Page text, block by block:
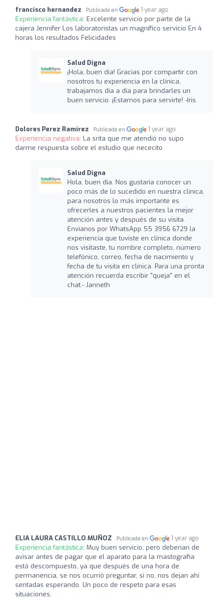
francisco hernandez Publicada en 1 year ago
Experiencia fantástica: Excelente servicio por parte de la
cajera Jennifer Los laboratoristas un magnífico servicio En 4
horas los resultados Felicidades
Salud Digna
¡Hola, buen día! Gracias por compartir con
nosotros tu experiencia en la clínica,
trabajamos día a día para brindarles un
buen servicio. ¡Estamos para servirte! -Iris
Dolores Perez Ramirez Publicada en 1 year ago
Experiencia negativa: La srita que me atendió no supo
darme respuesta sobre el estudio que nececito
Salud Digna
Hola, buen día. Nos gustaría conocer un
poco más de lo sucedido en nuestra clínica,
para nosotros lo más importante es
ofrecerles a nuestros pacientes la mejor
atención antes y después de su visita.
Envíanos por WhatsApp 55 3956 6729 la
experiencia que tuviste en clínica donde
nos visitaste, tu nombre completo, número
telefónico, correo, fecha de nacimiento y
fecha de tu visita en clínica. Para una pronta
atención recuerda escribir "queja" en el
chat.- Janneth
ELIA LAURA CASTILLO MUÑOZ Publicada en 1 year ago
Experiencia fantástica: Muy buen servicio, pero deberían de
avisar antes de pagar que el aparato para la mastografia
está descompuesto, ya que después de una hora de
permanencia, se nos ocurrió preguntar, si no, nos dejan ahí
sentadas esperando. Un poco de respeto para esas
situaciones.